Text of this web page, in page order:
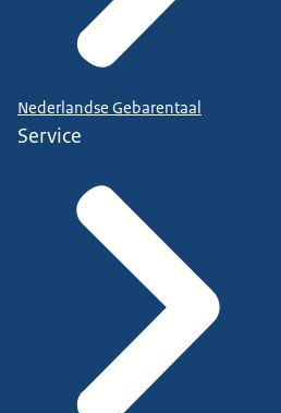
Nederlandse Gebarentaal
Service